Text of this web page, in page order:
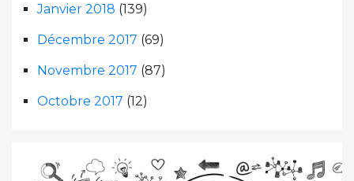
Janvier 2018 (139)
Décembre 2017 (69)
Novembre 2017 (87)
Octobre 2017 (12)